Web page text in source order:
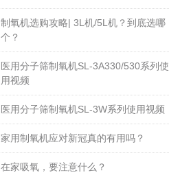
制氧机选购攻略| 3L机/5L机？到底选哪
个？
医用分子筛制氧机SL-3A330/530系列使
用视频
医用分子筛制氧机SL-3W系列使用视频
家用制氧机应对新冠真的有用吗？
在家吸氧，要注意什么？